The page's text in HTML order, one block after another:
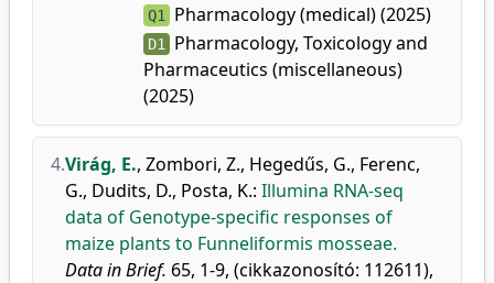
Q1 Pharmacology (medical) (2025)
D1
Pharmacology, Toxicology and
Pharmaceutics (miscellaneous)
(2025)
4.Virág, E., Zombori, Z., Hegedűs, G., Ferenc,
G., Dudits, D., Posta, K.: Illumina RNA-seq
data of Genotype-specific responses of
maize plants to Funneliformis mosseae.
Data in Brief. 65, 1-9, (cikkazonosító: 112611),